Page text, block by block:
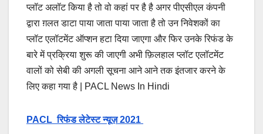
प्लॉट अलॉट किया है तो वो कहां पर है है अगर पीएसीएल कंपनी
द्वारा ग़लत डाटा पाया जाता पाया जाता है तो उन निवेशकों का
प्लॉट एलॉटमेंट ऑप्शन हटा दिया जाएगा और फिर उनके रिफंड के
बारे में प्रक्रिया शुरू की जाएगी अभी फ़िलहाल प्लॉट एलॉटमेंट
वालों को सेबी की अगली सूचना आने आने तक इंतजार करने के
लिए कहा गया है | PACL News In Hindi
PACL रिफंड लेटेस्ट न्यूज़ 2021